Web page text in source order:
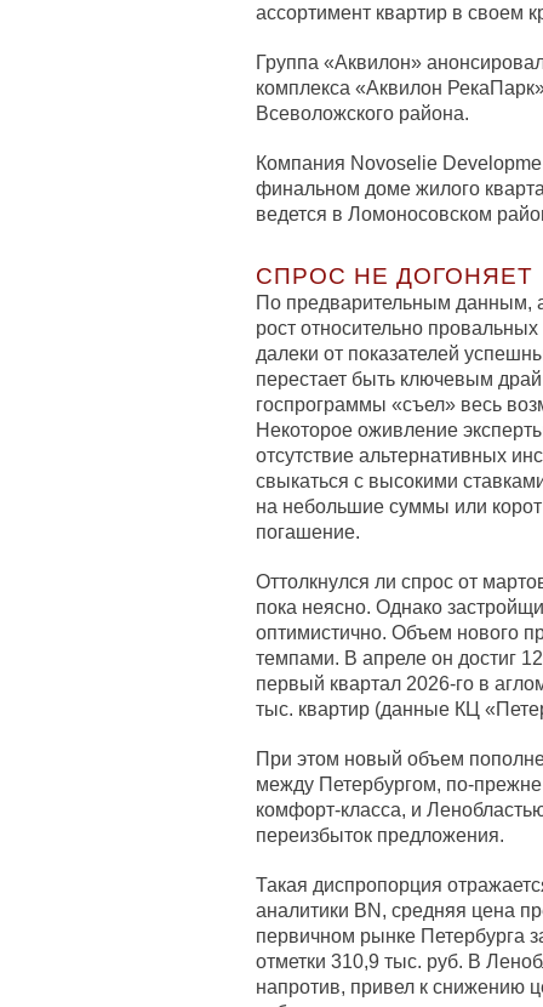
ассортимент квартир в своем
Группа «Аквилон»
комплекса «Аквилон
Всеволожского района.
Компания Novoselie
финальном доме жилого
ведется в Ломоносовском
СПРОС НЕ ДОГОНЯЕТ
По предварительным данным,
рост относительно
далеки от показателей
перестает быть ключевым
госпрограммы «съел» весь
Некоторое оживление
отсутствие альтернативных
свыкаться с высокими
на небольшие суммы или
погашение.
Оттолкнулся ли спрос от
пока неясно. Однако
оптимистично. Объем нового
темпами. В апреле он достиг
первый квартал 2026-го в
тыс. квартир (данные КЦ
При этом новый объем
между Петербургом, по-
комфорт-класса, и
переизбыток предложения.
Такая диспропорция
аналитики BN, средняя цена
первичном рынке Петербурга
отметки 310,9 тыс. руб. В
напротив, привел к снижению